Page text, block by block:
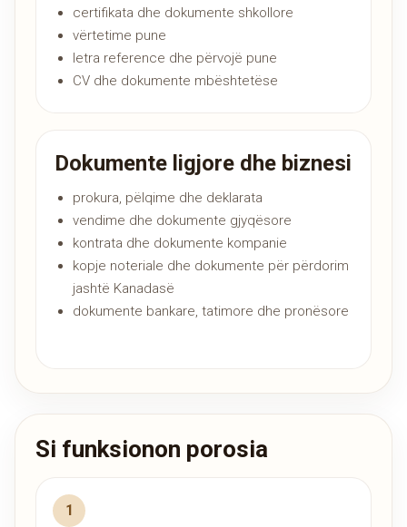
certifikata dhe dokumente shkollore
vërtetime pune
letra reference dhe përvojë pune
CV dhe dokumente mbështetëse
Dokumente ligjore dhe biznesi
prokura, pëlqime dhe deklarata
vendime dhe dokumente gjyqësore
kontrata dhe dokumente kompanie
kopje noteriale dhe dokumente për përdorim
jashtë Kanadasë
dokumente bankare, tatimore dhe pronësore
Si funksionon porosia